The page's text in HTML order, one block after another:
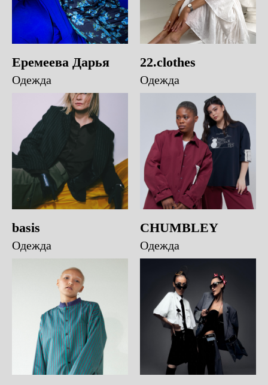
Еремеева Дарья
Одежда
22.clothes
Одежда
basis
Одежда
CHUMBLEY
Одежда